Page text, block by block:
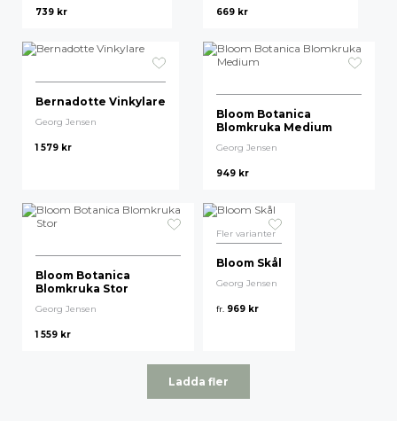
739 kr 669 kr
Bernadotte Vinkylare
Georg Jensen
1 579 kr
Bloom Botanica
Blomkruka Medium
Georg Jensen
949 kr
Bloom Botanica
Blomkruka Stor
Georg Jensen
1 559 kr
Fler varianter
Bloom Skål
Georg Jensen
fr. 969 kr
Ladda fler